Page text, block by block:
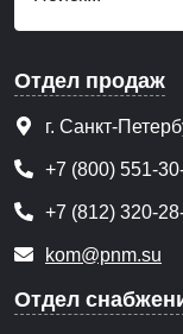
Отдел продаж
г. Санкт-
+7 (800) 551-
+7 (812) 320-
kom@pnm.su
Отдел